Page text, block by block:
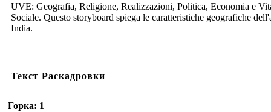
UVE: Geografia, Religione, Realizzazioni, Politica, Economia e
Sociale. Questo storyboard spiega le caratteristiche geografiche
India.
Текст Раскадровки
Горка: 1